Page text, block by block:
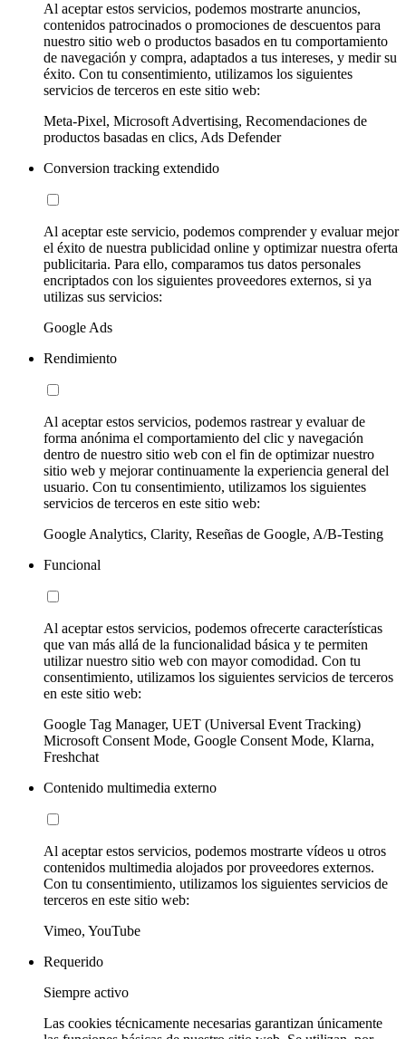
Al aceptar estos servicios, podemos mostrarte anuncios,
contenidos patrocinados o promociones de descuentos para
nuestro sitio web o productos basados en tu comportamiento
de navegación y compra, adaptados a tus intereses, y medir su
éxito. Con tu consentimiento, utilizamos los siguientes
servicios de terceros en este sitio web:
Meta-Pixel, Microsoft Advertising, Recomendaciones de
productos basadas en clics, Ads Defender
Conversion tracking extendido
Al aceptar este servicio, podemos comprender y evaluar mejor
el éxito de nuestra publicidad online y optimizar nuestra oferta
publicitaria. Para ello, comparamos tus datos personales
encriptados con los siguientes proveedores externos, si ya
utilizas sus servicios:
Google Ads
Rendimiento
Al aceptar estos servicios, podemos rastrear y evaluar de
forma anónima el comportamiento del clic y navegación
dentro de nuestro sitio web con el fin de optimizar nuestro
sitio web y mejorar continuamente la experiencia general del
usuario. Con tu consentimiento, utilizamos los siguientes
servicios de terceros en este sitio web:
Google Analytics, Clarity, Reseñas de Google, A/B-Testing
Funcional
Al aceptar estos servicios, podemos ofrecerte características
que van más allá de la funcionalidad básica y te permiten
utilizar nuestro sitio web con mayor comodidad. Con tu
consentimiento, utilizamos los siguientes servicios de terceros
en este sitio web:
Google Tag Manager, UET (Universal Event Tracking)
Microsoft Consent Mode, Google Consent Mode, Klarna,
Freshchat
Contenido multimedia externo
Al aceptar estos servicios, podemos mostrarte vídeos u otros
contenidos multimedia alojados por proveedores externos.
Con tu consentimiento, utilizamos los siguientes servicios de
terceros en este sitio web:
Vimeo, YouTube
Requerido
Siempre activo
Las cookies técnicamente necesarias garantizan únicamente